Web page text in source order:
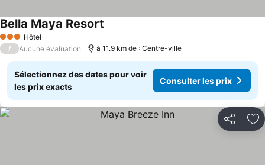
3 ÉtoilesHôtel
Bella Maya Resort
/ Aucune évaluation à 11.9 km de : Centre-ville
Sélectionnez des dates pour voir
les prix exacts
Consulter les prix
Partager